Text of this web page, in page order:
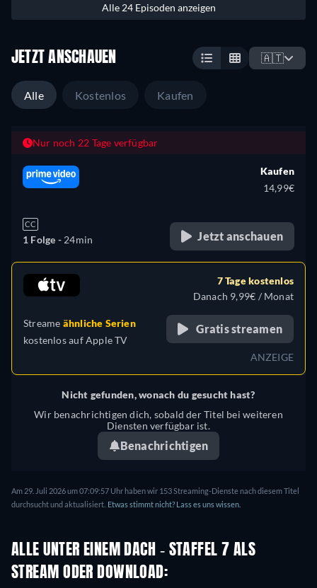
Alle 24 Episoden anzeigen
JETZT ANSCHAUEN 🇦🇹
Alle Kostenlos Kaufen
Nur noch 22 Tage verfügbar
CC
1 Folge - 24min
Kaufen
14,99€
Jetzt anschauen
Streame ähnliche Serien
kostenlos aufApple TV
7 Tage kostenlos
Danach 9,99€ / Monat
Gratis streamen
ANZEIGE
Nicht gefunden, wonach du gesucht hast?
Wir benachrichtigen dich, sobald der Titel bei weiteren
Diensten verfügbar ist.
Benachrichtigen
Am 29. Juli 2026 um 07:09:57 Uhr haben wir 153 Streaming-Dienste nach diesem Titel
durchsucht und aktualisiert. Etwas stimmt nicht? Lass es uns wissen.
ALLE UNTER EINEM DACH - STAFFEL 7 ALS
STREAM ODER DOWNLOAD: